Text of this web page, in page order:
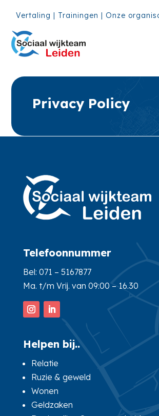
Vertaling | Trainingen | Onze
Privacy Policy
Telefoonnummer
Bel: 071 – 5167877
Ma. t/m Vrij. van 09:00 – 16.30
Helpen bij..
Relatie
Ruzie & geweld
Wonen
Geldzaken